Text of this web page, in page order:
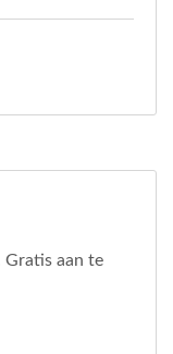
Gratis aan te